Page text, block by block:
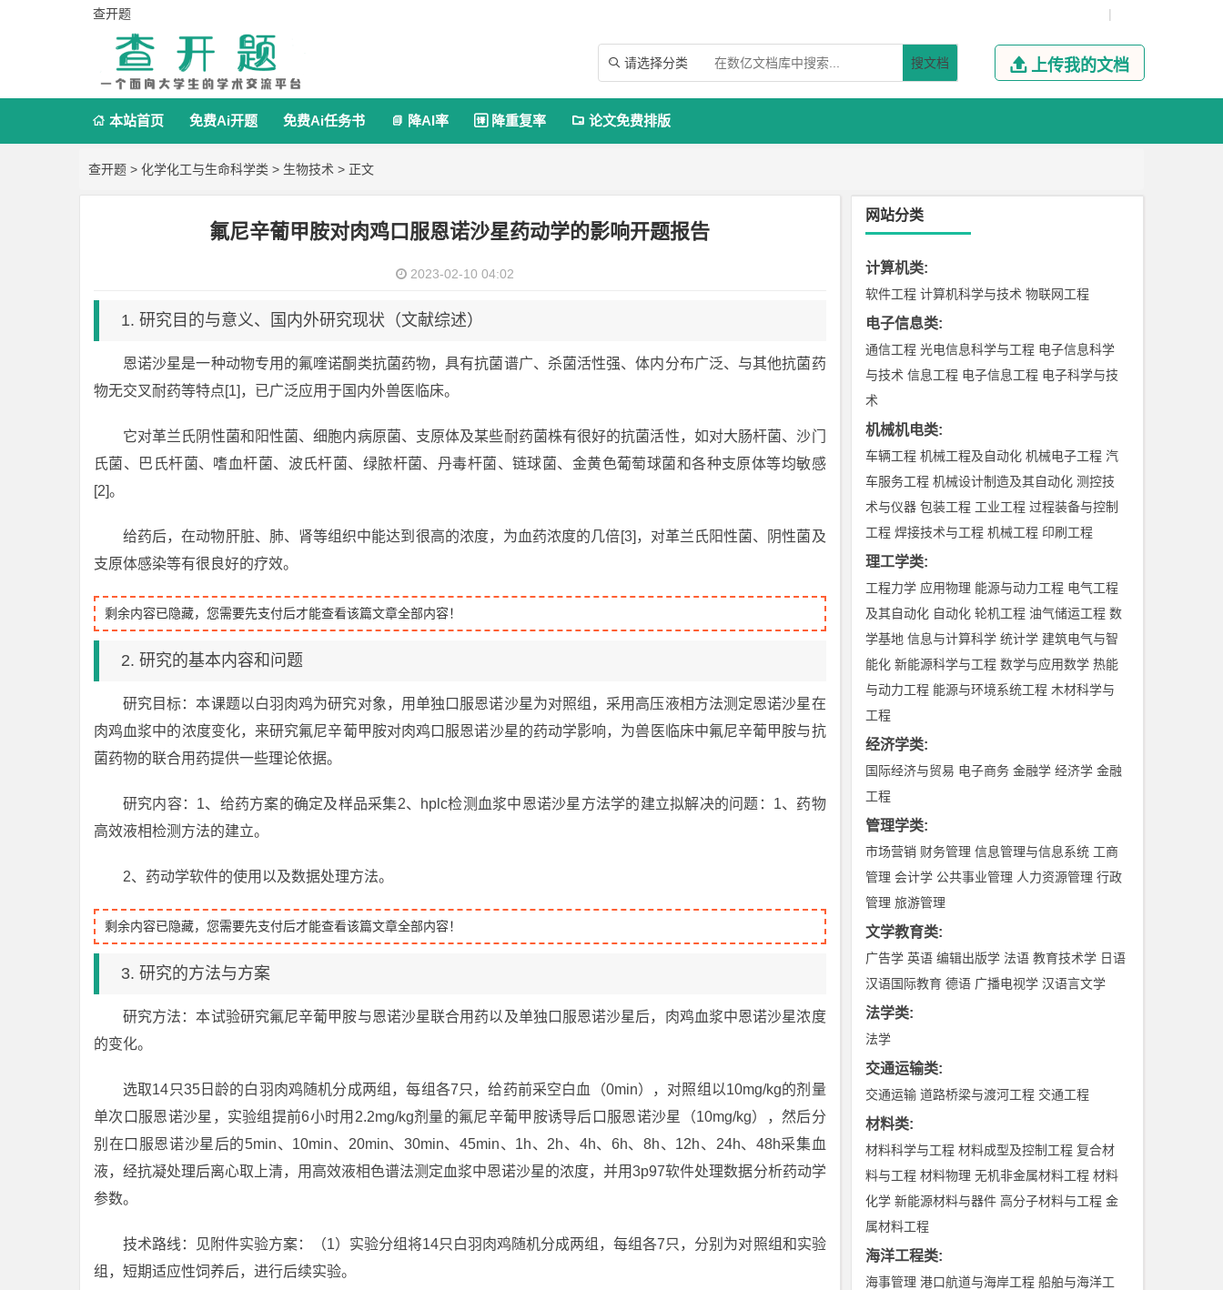
查开题 |
 请选择分类 搜文档  上传我的文档
 本站首页 免费Ai开题 免费Ai任务书  降AI率  降重复率  论文免费排版
查开题 > 化学化工与生命科学类 > 生物技术 > 正文
氟尼辛葡甲胺对肉鸡口服恩诺沙星药动学的影响开题报告
2023-02-10 04:02
1. 研究目的与意义、国内外研究现状（文献综述）
恩诺沙星是一种动物专用的氟喹诺酮类抗菌药物，具有抗菌谱广、杀菌活性强、体内分布广泛、与其他抗菌药
物无交叉耐药等特点[1]，已广泛应用于国内外兽医临床。
它对革兰氏阴性菌和阳性菌、细胞内病原菌、支原体及某些耐药菌株有很好的抗菌活性，如对大肠杆菌、沙门
氏菌、巴氏杆菌、嗜血杆菌、波氏杆菌、绿脓杆菌、丹毒杆菌、链球菌、金黄色葡萄球菌和各种支原体等均敏感
[2]。
给药后，在动物肝脏、肺、肾等组织中能达到很高的浓度，为血药浓度的几倍[3]，对革兰氏阳性菌、阴性菌及
支原体感染等有很良好的疗效。
剩余内容已隐藏，您需要先支付后才能查看该篇文章全部内容！
2. 研究的基本内容和问题
研究目标：本课题以白羽肉鸡为研究对象，用单独口服恩诺沙星为对照组，采用高压液相方法测定恩诺沙星在
肉鸡血浆中的浓度变化，来研究氟尼辛葡甲胺对肉鸡口服恩诺沙星的药动学影响，为兽医临床中氟尼辛葡甲胺与抗
菌药物的联合用药提供一些理论依据。
研究内容：1、给药方案的确定及样品采集2、hplc检测血浆中恩诺沙星方法学的建立拟解决的问题：1、药物
高效液相检测方法的建立。
2、药动学软件的使用以及数据处理方法。
剩余内容已隐藏，您需要先支付后才能查看该篇文章全部内容！
3. 研究的方法与方案
研究方法：本试验研究氟尼辛葡甲胺与恩诺沙星联合用药以及单独口服恩诺沙星后，肉鸡血浆中恩诺沙星浓度
的变化。
选取14只35日龄的白羽肉鸡随机分成两组，每组各7只，给药前采空白血（0min），对照组以10mg/kg的剂量
单次口服恩诺沙星，实验组提前6小时用2.2mg/kg剂量的氟尼辛葡甲胺诱导后口服恩诺沙星（10mg/kg），然后分
别在口服恩诺沙星后的5min、10min、20min、30min、45min、1h、2h、4h、6h、8h、12h、24h、48h采集血
液，经抗凝处理后离心取上清，用高效液相色谱法测定血浆中恩诺沙星的浓度，并用3p97软件处理数据分析药动学
参数。
技术路线：见附件实验方案：（1）实验分组将14只白羽肉鸡随机分成两组，每组各7只，分别为对照组和实验
组，短期适应性饲养后，进行后续实验。
网站分类
计算机类:
软件工程 计算机科学与技术 物联网工程
电子信息类:
通信工程 光电信息科学与工程 电子信息科学
与技术 信息工程 电子信息工程 电子科学与技
术
机械机电类:
车辆工程 机械工程及自动化 机械电子工程 汽
车服务工程 机械设计制造及其自动化 测控技
术与仪器 包装工程 工业工程 过程装备与控制
工程 焊接技术与工程 机械工程 印刷工程
理工学类:
工程力学 应用物理 能源与动力工程 电气工程
及其自动化 自动化 轮机工程 油气储运工程 数
学基地 信息与计算科学 统计学 建筑电气与智
能化 新能源科学与工程 数学与应用数学 热能
与动力工程 能源与环境系统工程 木材科学与
工程
经济学类:
国际经济与贸易 电子商务 金融学 经济学 金融
工程
管理学类:
市场营销 财务管理 信息管理与信息系统 工商
管理 会计学 公共事业管理 人力资源管理 行政
管理 旅游管理
文学教育类:
广告学 英语 编辑出版学 法语 教育技术学 日语
汉语国际教育 德语 广播电视学 汉语言文学
法学类:
法学
交通运输类:
交通运输 道路桥梁与渡河工程 交通工程
材料类:
材料科学与工程 材料成型及控制工程 复合材
料与工程 材料物理 无机非金属材料工程 材料
化学 新能源材料与器件 高分子材料与工程 金
属材料工程
海洋工程类:
海事管理 港口航道与海岸工程 船舶与海洋工